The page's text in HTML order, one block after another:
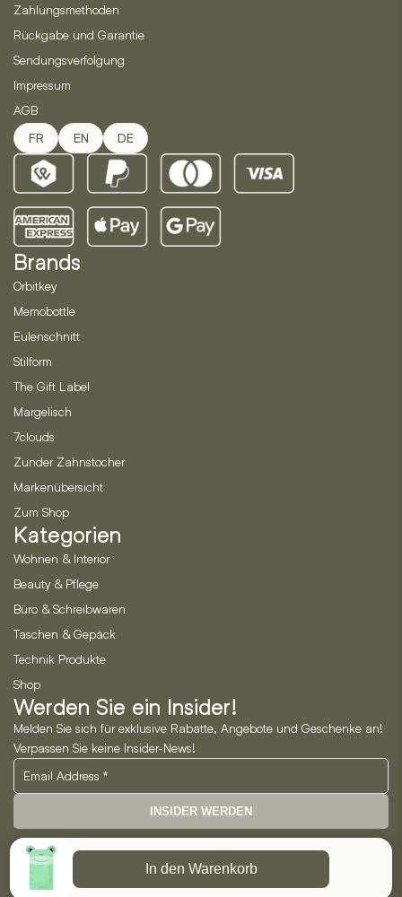
Zahlungsmethoden
Rückgabe und Garantie
Sendungsverfolgung
Impressum
AGB
FR EN DE
Brands
Orbitkey
Memobottle
Eulenschnitt
Stilform
The Gift Label
Margelisch
7clouds
Zunder Zahnstocher
Markenübersicht
Zum Shop
Kategorien
Wohnen & Interior
Beauty & Pflege
Büro & Schreibwaren
Taschen & Gepäck
Technik Produkte
Shop
Werden Sie ein Insider!
Melden Sie sich für exklusive Rabatte, Angebote und Geschenke an!
Verpassen Sie keine Insider-News!
INSIDER WERDEN
Neo Horizon GmbH In den Warenkorb